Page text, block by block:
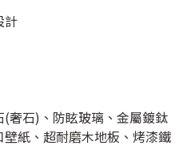
計
奢石)、防眩玻璃、金屬鍍鈦
紙、超耐磨木地板、烤漆鐵